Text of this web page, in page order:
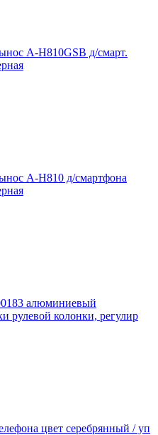
A-H810GSB д/смарт.
A-H810 д/смартфона
алюминиевый
рулевой колонки, регулир
цвет серебрянный / уп